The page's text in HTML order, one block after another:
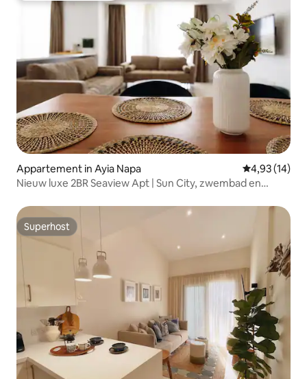
Appartement in Ayia Napa Gemiddelde
4,93 (14)
Nieuw luxe 2BR Seaview Apt | Sun City, zwembad en
Superhost
Superhost